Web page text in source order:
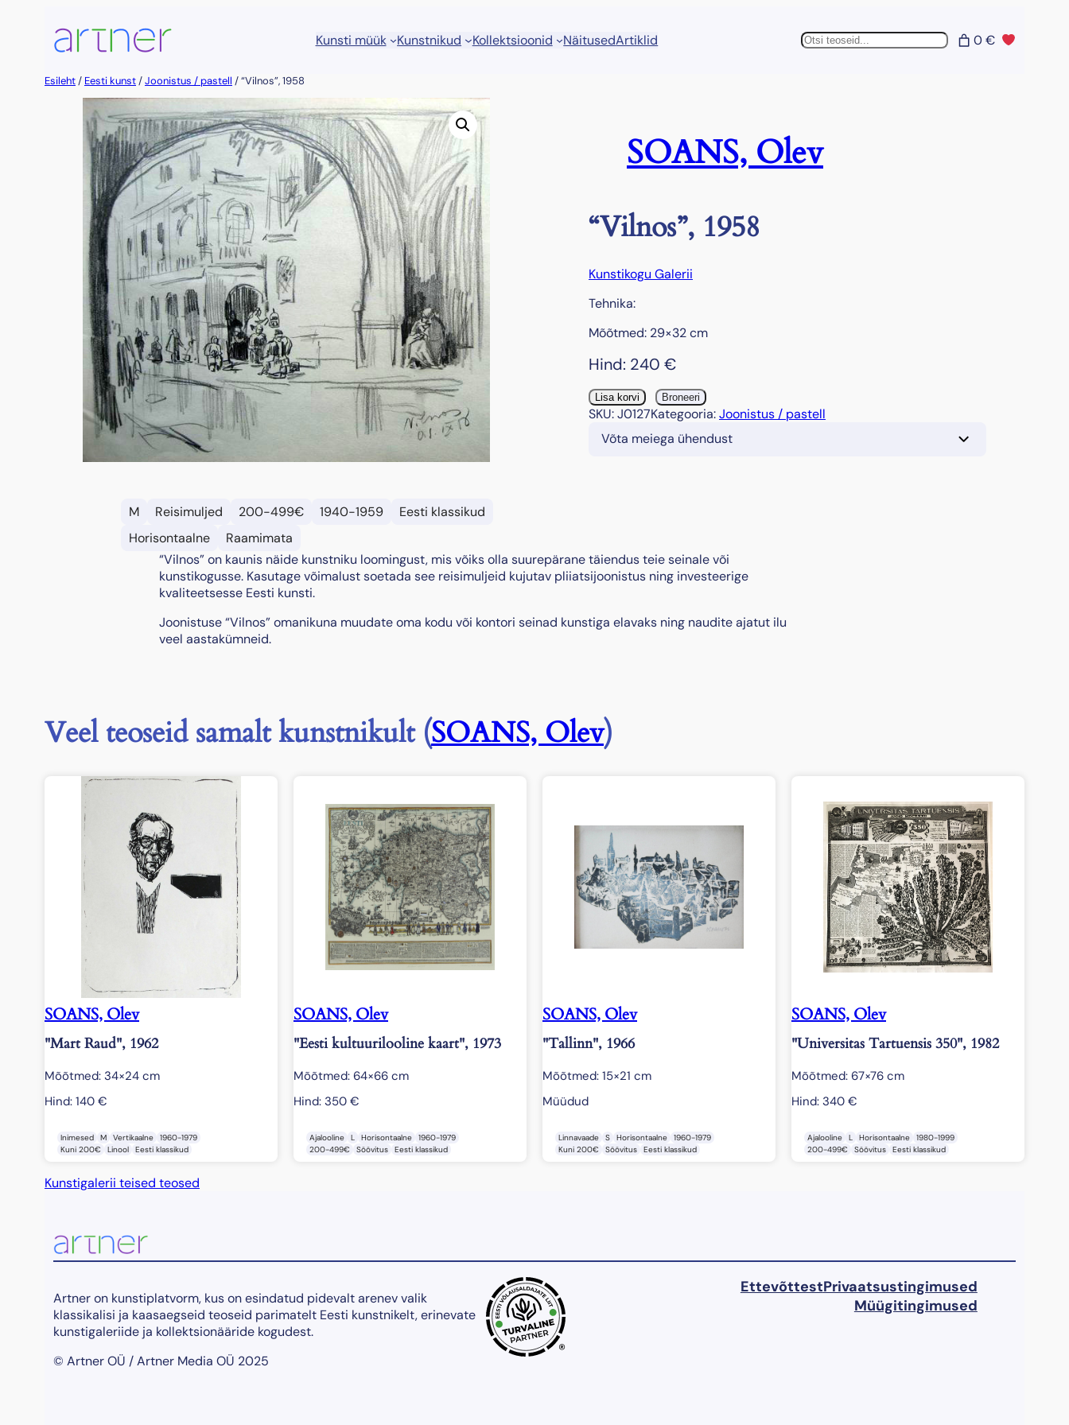
Kunsti müük Kunstnikud Kollektsioonid NäitusedArtiklid Otsing 0 €
Esileht/ Eesti kunst/Joonistus / pastell / “Vilnos”, 1958
M Reisimuljed 200-499€ 1940-1959
Eesti klassikud
Horisontaalne
Raamimata
SOANS, Olev
“Vilnos”, 1958
Kunstikogu Galerii
Tehnika:
Mõõtmed: 29×32 cm
Hind: 240 €
"
V
9
5
o
Lisa korvi Broneeri
SKU:J0127Kategooria:Joonistus / pastell
Võta meiega ühendust
“Vilnos” on kaunis näide kunstniku loomingust, mis võiks olla suurepärane täiendus teie seinale või
kunstikogusse. Kasutage võimalust soetada see reisimuljeid kujutav pliiatsijoonistus ning investeerige
kvaliteetsesse Eesti kunsti.
Joonistuse “Vilnos” omanikuna muudate oma kodu või kontori seinad kunstiga elavaks ning naudite ajatut ilu
veel aastakümneid.
Veel teoseid samalt kunstnikult (SOANS, Olev)
SOANS, Olev
"Mart Raud", 1962
Mõõtmed: 34×24 cm
Hind: 140 €
Inimesed M Vertikaalne
1960-1979
Kuni 200€
Linool Eesti klassikud
SOANS, Olev
"Eesti kultuurilooline kaart", 1973
Mõõtmed: 64×66 cm
Hind: 350 €
Ajalooline L Horisontaalne
1960-1979
200-499€
Söövitus Eesti klassikud
SOANS, Olev
"Tallinn", 1966
Mõõtmed: 15×21 cm
Müüdud
Linnavaade S Horisontaalne
1960-1979
Kuni 200€
Söövitus Eesti klassikud
SOANS, Olev
"Universitas Tartuensis 350", 1982
Mõõtmed: 67×76 cm
Hind: 340 €
Ajalooline L Horisontaalne
1980-1999
200-499€
Söövitus Eesti klassikud
Kunstigalerii teised teosed
Artner on kunstiplatvorm, kus on esindatud pidevalt arenev valik
klassikalisi ja kaasaegseid teoseid parimatelt Eesti kunstnikelt, erinevate
kunstigaleriide ja kollektsionääride kogudest.
© Artner OÜ / Artner Media OÜ 2025
®
EttevõttestPrivaatsustingimused
Müügitingimused